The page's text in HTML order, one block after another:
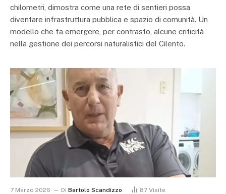
chilometri, dimostra come una rete di sentieri possa
diventare infrastruttura pubblica e spazio di comunità. Un
modello che fa emergere, per contrasto, alcune criticità
nella gestione dei percorsi naturalistici del Cilento.
7 Marzo 2026 Di Bartolo Scandizzo 87 Visite